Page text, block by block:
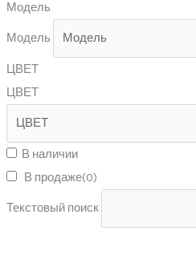
Модель
Модель
ЦВЕТ
ЦВЕТ
В наличии
В продаже(0)
Текстовый поиск